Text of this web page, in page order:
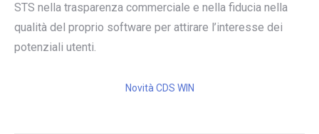
STS nella trasparenza commerciale e nella fiducia nella
qualità del proprio software per attirare l’interesse dei
potenziali utenti.
Novità CDS WIN